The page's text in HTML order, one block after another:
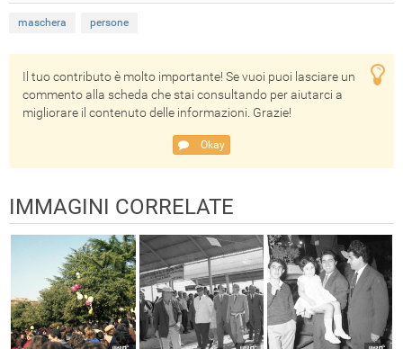
maschera persone
Il tuo contributo è molto importante! Se vuoi puoi lasciare un
commento alla scheda che stai consultando per aiutarci a
migliorare il contenuto delle informazioni. Grazie!
Okay
IMMAGINI CORRELATE